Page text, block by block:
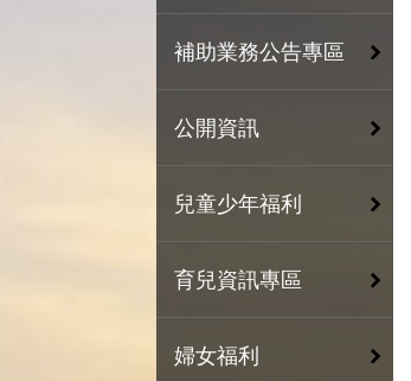
補助業務公告專區
公開資訊
兒童少年福利
育兒資訊專區
婦女福利